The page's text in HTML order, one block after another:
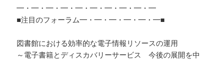
━・━・━・━・━・━・━・━・━・━
■注目のフォーラム━・━・━・━・━・━■
図書館における効率的な電子情報リソースの運用
～電子書籍とディスカバリーサービス 今後の展開を中